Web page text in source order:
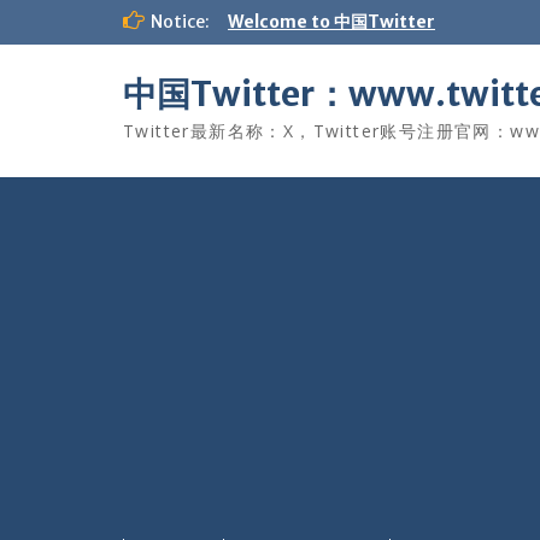
Notice: Welcome to 中国Twitter
中国Twitter：
Twitter最新名称：X，Twitter账号注册官网：